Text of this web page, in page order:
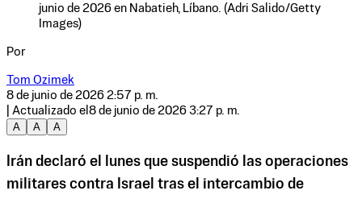
junio de 2026 en Nabatieh, Líbano. (Adri Salido/Getty
Images)
Por
Tom Ozimek
8 de junio de 2026 2:57 p. m.
| Actualizado el 8 de junio de 2026 3:27 p. m.
A
A A
Irán declaró el lunes que suspendió las operaciones
militares contra Israel tras el intercambio de